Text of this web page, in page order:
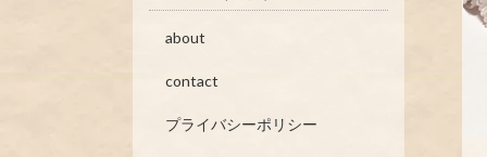
about
contact
プライバシーポリシー